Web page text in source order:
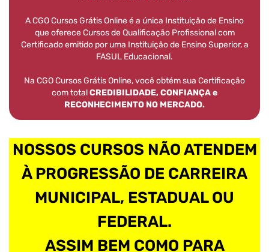
A CGO Cursos Grátis Online é a única Instituição de Ensino
que oferece Cursos de Qualificação Profissional com
Certificado emitido por uma Instituição de Ensino Superior, a
FASUL Educacional.
Na CGO Cursos Grátis Online, você obtém sua Certificação
com totalCREDIBILIDADE, CONFIANÇA e
RECONHECIMENTO NO MERCADO.
NOSSOS CURSOS NÃO ATENDEM
À PROGRESSÃO DE CARREIRA
MUNICIPAL, ESTADUAL OU
FEDERAL.
ASSIM BEM COMO PARA